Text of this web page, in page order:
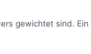
gewichtet sind. Ein